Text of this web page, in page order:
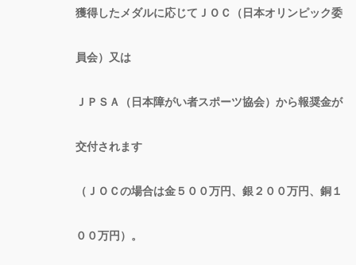
獲得したメダルに応じてＪＯＣ（日本オリンピック委
員会）又は
ＪＰＳＡ（日本障がい者スポーツ協会）から報奨金が
交付されます
（ＪＯＣの場合は金５００万円、銀２００万円、銅１
００万円）。